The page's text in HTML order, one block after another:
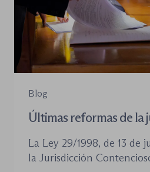
Blog
Últimas reformas de la
La Ley 29/1998, de 13 de
la Jurisdicción